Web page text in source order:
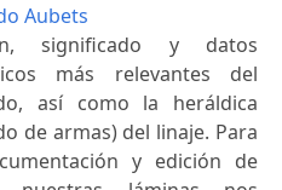
Aubets
significado y datos
más relevantes del
así como la heráldica
de armas) del linaje. Para
y edición de